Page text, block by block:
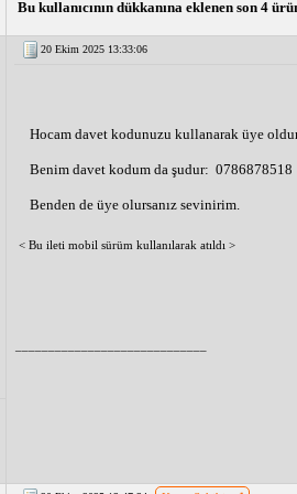
Bu kullanıcının dükkanına eklenen son 4
20 Ekim 2025 13:33:06
Hocam davet kodunuzu kullanarak üye
Benim davet kodum da şudur:  0786878518
Benden de üye olursanız sevinirim.
< Bu ileti mobil sürüm kullanılarak atıldı >